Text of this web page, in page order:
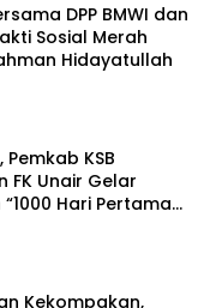
DPP BMWI dan
Sosial Merah
Hidayatullah
Pemkab KSB
FK Unair Gelar
Hari Pertama
Kekompakan,